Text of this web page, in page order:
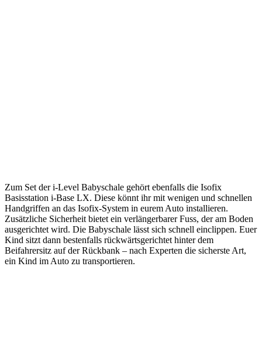
Zum Set der i-Level Babyschale gehört ebenfalls die Isofix
Basisstation i-Base LX. Diese könnt ihr mit wenigen und schnellen
Handgriffen an das Isofix-System in eurem Auto installieren.
Zusätzliche Sicherheit bietet ein verlängerbarer Fuss, der am Boden
ausgerichtet wird. Die Babyschale lässt sich schnell einclippen. Euer
Kind sitzt dann bestenfalls rückwärtsgerichtet hinter dem
Beifahrersitz auf der Rückbank – nach Experten die sicherste Art,
ein Kind im Auto zu transportieren.